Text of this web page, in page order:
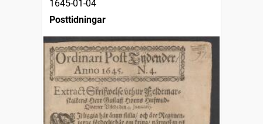
1645-01-04
Posttidningar